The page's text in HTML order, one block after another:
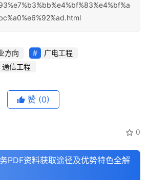
方向
广电工程
通信工程
赞 (0)
0
PDF资料获取途径及优势特色全解